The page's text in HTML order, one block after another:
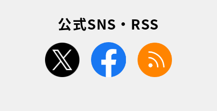
公式SNS・RSS
twitter facebook